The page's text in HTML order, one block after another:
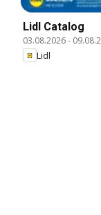
Lidl Catalog
03.08.2026-
Lidl